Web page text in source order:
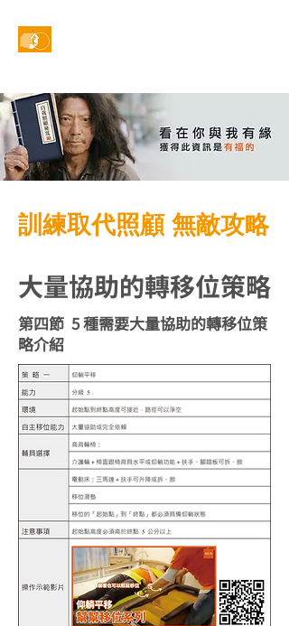
訓練取代照顧 無敵攻略
大量協助的轉移位策略
第四節 5 種需要大量協助的轉移位策
略介紹